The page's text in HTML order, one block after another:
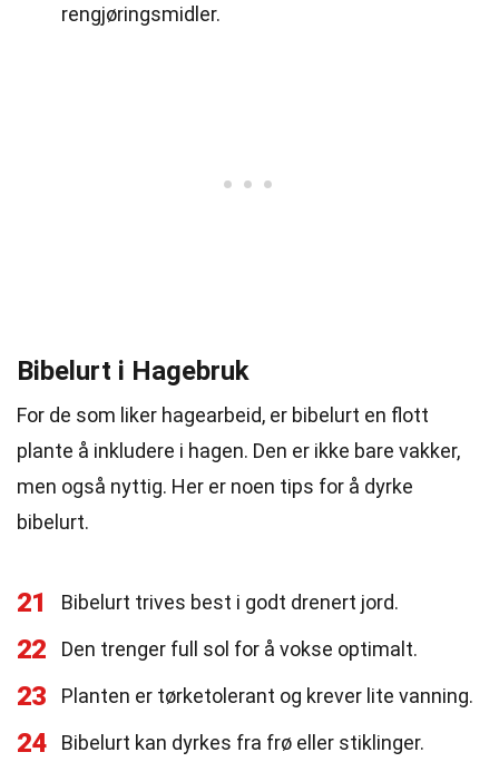
rengjøringsmidler.
Bibelurt i Hagebruk
For de som liker hagearbeid, er bibelurt en flott
plante å inkludere i hagen. Den er ikke bare vakker,
men også nyttig. Her er noen tips for å dyrke
bibelurt.
21 Bibelurt trives best i godt drenert jord.
22 Den trenger full sol for å vokse optimalt.
23 Planten er tørketolerant og krever lite vanning.
24 Bibelurt kan dyrkes fra frø eller stiklinger.